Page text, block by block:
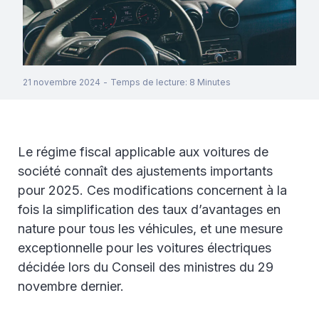
21 novembre 2024 - Temps de lecture: 8 Minutes
Le régime fiscal applicable aux voitures de
société connaît des ajustements importants
pour 2025. Ces modifications concernent à la
fois la simplification des taux d’avantages en
nature pour tous les véhicules, et une mesure
exceptionnelle pour les voitures électriques
décidée lors du Conseil des ministres du 29
novembre dernier.